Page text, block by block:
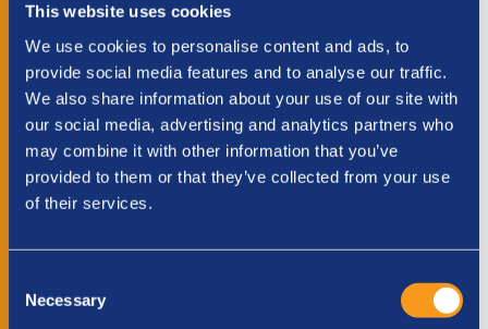
This website uses cookies
We use cookies to personalise content and ads, to
provide social media features and to analyse our traffic.
We also share information about your use of our site with
our social media, advertising and analytics partners who
may combine it with other information that you’ve
provided to them or that they’ve collected from your use
of their services.
Selection
Necessary
Stap1van3- Je donatie
33%
SOORT SPONSOR *
Particulier Zakelijk
BEDRAG
Kies hoeveel je wilt doneren
€ 10